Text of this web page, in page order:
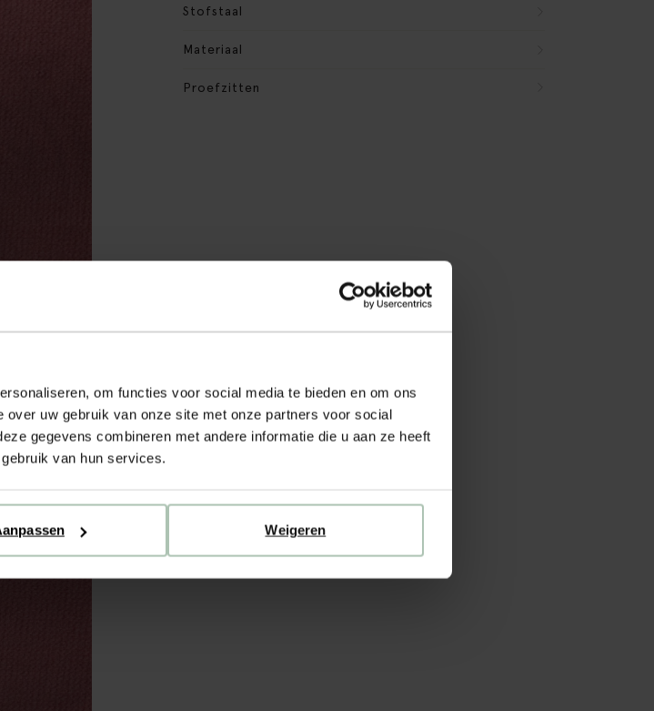
om functies voor social media te bieden en om ons
uw gebruik van onze site met onze partners voor social
gegevens combineren met andere informatie die u aan ze heeft
van hun services.
Weigeren
Stofstaal
Materiaal
Proefzitten